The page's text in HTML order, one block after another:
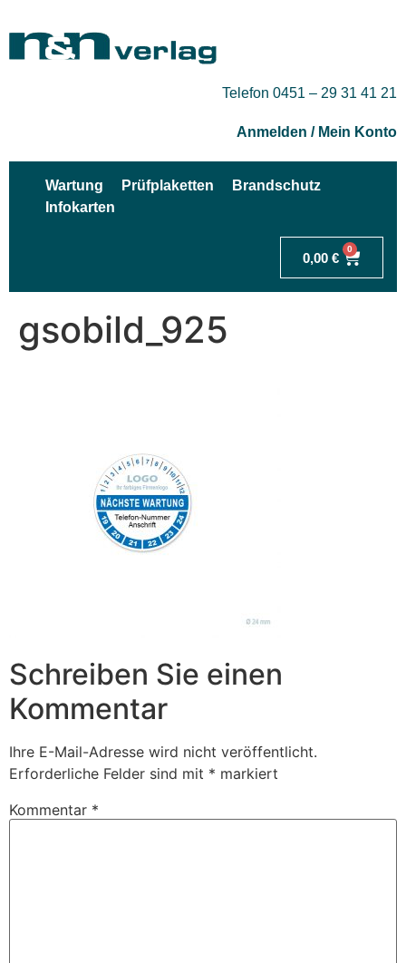
Telefon 0451 – 29 31 41 21
Anmelden / Mein Konto
Wartung Prüfplaketten
Brandschutz
Infokarten
0,00 €
0
gsobild_925
Schreiben Sie einen
Kommentar
Ihre E-Mail-Adresse wird nicht veröffentlicht.
Erforderliche Felder sind mit * markiert
Kommentar *